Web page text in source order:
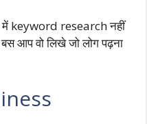
keyword research नहीं
आप वो लिखे जो लोग पढ़ना